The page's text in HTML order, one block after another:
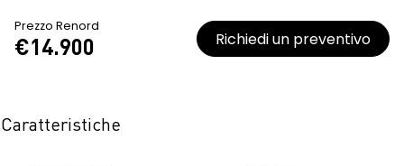
Prezzo Renord
€14.900 Richiedi un preventivo
Caratteristiche